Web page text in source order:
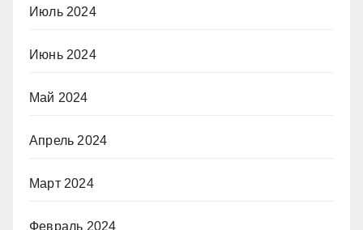
Июль 2024
Июнь 2024
Май 2024
Апрель 2024
Март 2024
Февраль 2024